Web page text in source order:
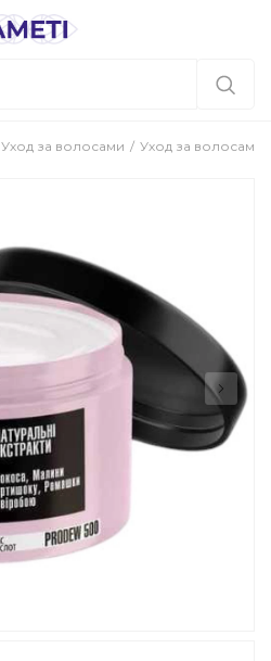
Уход за волосами Уход за волосами